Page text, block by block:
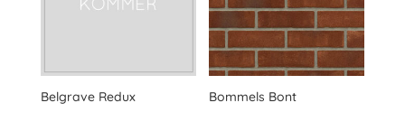
Belgrave Redux Bommels Bont